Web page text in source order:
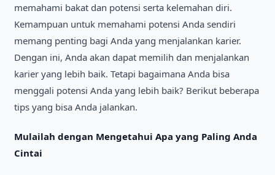
memahami bakat dan potensi serta kelemahan diri.
Kemampuan untuk memahami potensi Anda sendiri
memang penting bagi Anda yang menjalankan karier.
Dengan ini, Anda akan dapat memilih dan menjalankan
karier yang lebih baik. Tetapi bagaimana Anda bisa
menggali potensi Anda yang lebih baik? Berikut beberapa
tips yang bisa Anda jalankan.
Mulailah dengan Mengetahui Apa yang Paling Anda
Cintai